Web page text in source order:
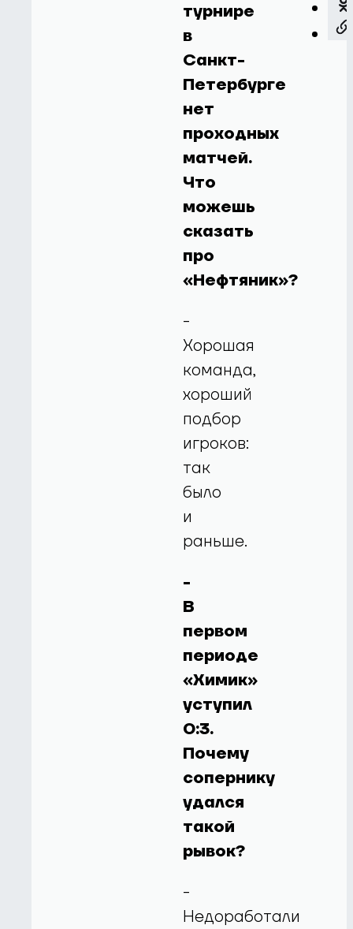
турнире
в
Санкт-
Петербурге
нет
проходных
матчей.
Что
можешь
сказать
про
«Нефтяник»?
-
Хорошая
команда,
хороший
подбор
игроков:
так
было
и
раньше.
-
В
первом
периоде
«Химик»
уступил
0:3.
Почему
сопернику
удался
такой
рывок?
-
Недоработали